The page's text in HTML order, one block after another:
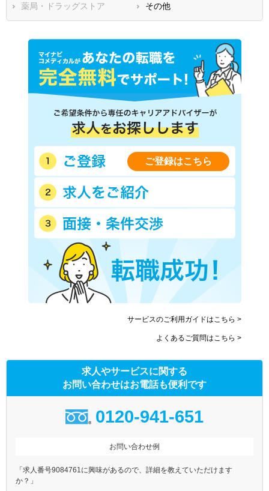
鹿児島県
薬局・ドラッグストア
その他
ご登録はこちら
サービスのご利用ガイドはこちら >
よくあるご質問はこちら >
求人やサービスに関する
お問い合わせはお電話も便利です
0120-941-651
お問い合わせ例
「求人番号9084761に興味があるので、詳細を教えていただけます
か？」